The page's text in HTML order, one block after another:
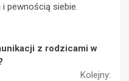
pewnością siebie.
z rodzicami w
Kolejny: